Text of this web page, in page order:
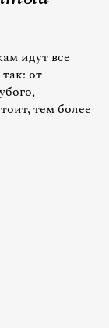
идут все
от
тем более